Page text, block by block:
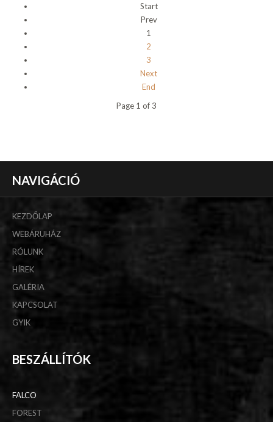
Start
Prev
1
2
3
Next
End
Page 1 of 3
NAVIGÁCIÓ
KEZDŐLAP
WEBÁRUHÁZ
RÓLUNK
HÍREK
GALÉRIA
KAPCSOLAT
GYIK
BESZÁLLÍTÓK
FALCO
FOREST